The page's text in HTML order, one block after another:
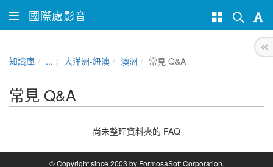
國際處影音
知識庫 ... 大洋洲-紐澳 澳洲 常見 Q&A
常見 Q&A
尚未整理資料夾的 FAQ
© Copyright since 2003 by FormosaSoft Corporation.